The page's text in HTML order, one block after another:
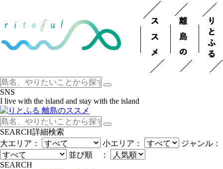
SNS
I live with the island and stay with the island
SEARCH詳細検索
大エリア：
小エリア：
ジャンル：
並び順 ：
SEARCH